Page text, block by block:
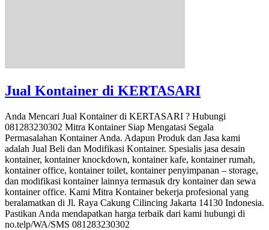
Jual Kontainer di KERTASARI
Anda Mencari Jual Kontainer di KERTASARI ? Hubungi
081283230302 Mitra Kontainer Siap Mengatasi Segala
Permasalahan Kontainer Anda. Adapun Produk dan Jasa kami
adalah Jual Beli dan Modifikasi Kontainer. Spesialis jasa desain
kontainer, kontainer knockdown, kontainer kafe, kontainer rumah,
kontainer office, kontainer toilet, kontainer penyimpanan – storage,
dan modifikasi kontainer lainnya termasuk dry kontainer dan sewa
kontainer office. Kami Mitra Kontainer bekerja profesional yang
beralamatkan di Jl. Raya Cakung Cilincing Jakarta 14130 Indonesia.
Pastikan Anda mendapatkan harga terbaik dari kami hubungi di
no.telp/WA/SMS 081283230302